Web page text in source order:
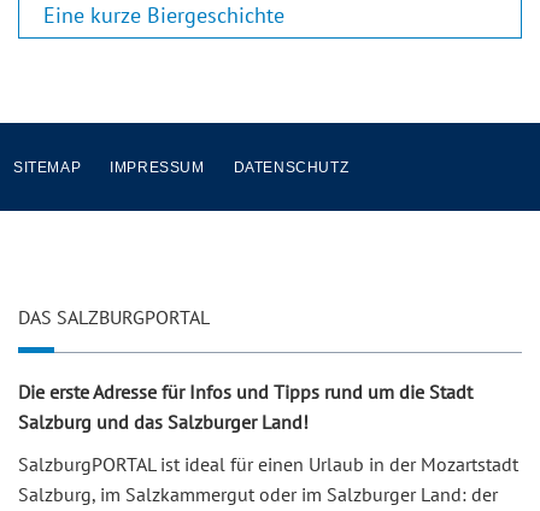
Eine kurze Biergeschichte
SITEMAP IMPRESSUM DATENSCHUTZ
DAS SALZBURGPORTAL
Die erste Adresse für Infos und Tipps rund um die Stadt
Salzburg und das Salzburger Land!
SalzburgPORTAL ist ideal für einen Urlaub in der Mozartstadt
Salzburg, im Salzkammergut oder im Salzburger Land: der